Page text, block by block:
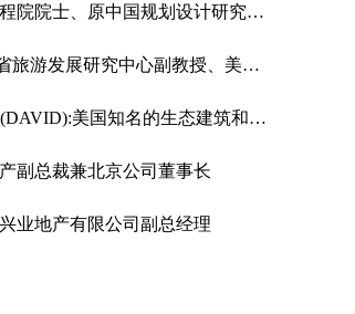
邹德慈 中国工程院院士、原中国规划设计研究院院长
叶乐安：浙江省旅游发展研究中心副教授、美国康奈尔大学访问学者
大卫·格林伯格(DAVID):美国知名的生态建筑和城市设计专家
副总裁兼北京公司董事长
业地产有限公司副总经理